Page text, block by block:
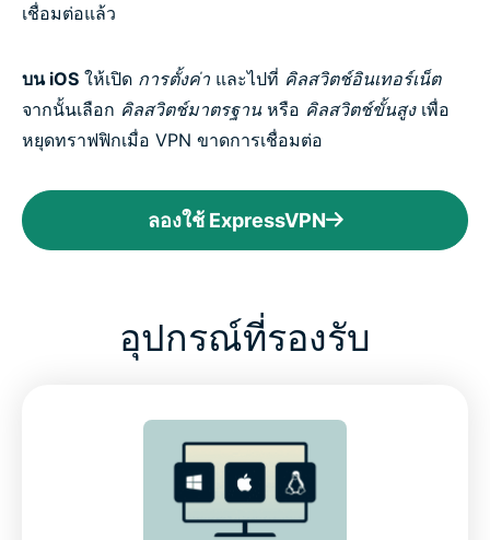
เชื่อมต่อแล้ว
บน iOS ให้เปิด การตั้งค่า และไปที่ คิลสวิตช์อินเทอร์เน็ต
จากนั้นเลือก คิลสวิตช์มาตรฐาน หรือ คิลสวิตช์ขั้นสูงเพื่อ
หยุดทราฟฟิกเมื่อ VPN ขาดการเชื่อมต่อ
ลองใช้ ExpressVPN
อุปกรณ์ที่รองรับ